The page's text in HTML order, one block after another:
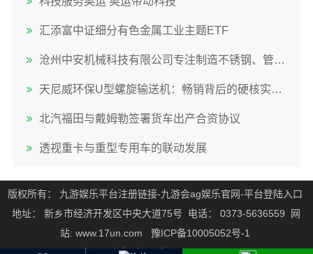
汇添富中证细分有色金属工业主题ETF
沧州中安机械科技有限公司专注制造不锈钢、管式及碳钢螺旋输送机技术团队全程严格把控
天尼威环保U型螺旋输送机：畅销背后的硬核实力揭秘
北汽福田与戴姆勒签署货车出产合资协议
透视重卡与重型专用车的联动发展
版权所有：
九游娱乐平台注册链接-九游会ag娱乐官网-平台登陆入口
地址：
新乡市经济开发区中央大道75号 电话： 0373-5636559
网
站: www.17un.com
豫ICP备10005052号-1